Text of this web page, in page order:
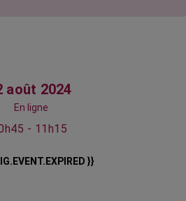
août 2024
En ligne
- 11h15
}}